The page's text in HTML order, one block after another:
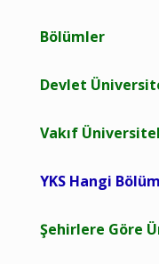
Bölümler
Devlet
Vakıf
YKS Hangi
Şehirlere Göre